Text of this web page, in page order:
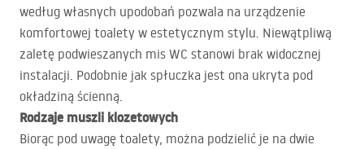
według własnych upodobań pozwala na urządzenie
komfortowej toalety w estetycznym stylu. Niewątpliwą
zaletę podwieszanych mis WC stanowi brak widocznej
instalacji. Podobnie jak spłuczka jest ona ukryta pod
okładziną ścienną.
Rodzaje muszli klozetowych
Biorąc pod uwagę toalety, można podzielić je na dwie